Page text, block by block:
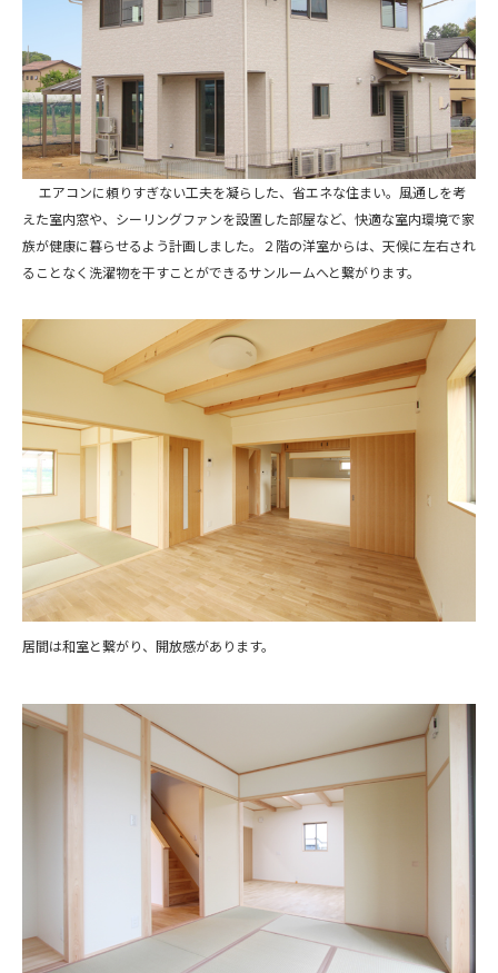
エアコンに頼りすぎない工夫を凝らした、省エネな住まい。風通しを考
えた室内窓や、シーリングファンを設置した部屋など、快適な室内環境で家
族が健康に暮らせるよう計画しました。２階の洋室からは、天候に左右され
ることなく洗濯物を干すことができるサンルームへと繋がります。
居間は和室と繋がり、開放感があります。